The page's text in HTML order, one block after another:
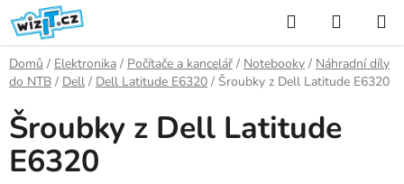
Přejít
na
obsah
Hledat
KOŠÍK
Domů / Elektronika / Počítače a kancelář / Notebooky / Náhradní díly
do NTB / Dell / Dell Latitude E6320 / Šroubky z Dell Latitude E6320
Šroubky z Dell Latitude
E6320